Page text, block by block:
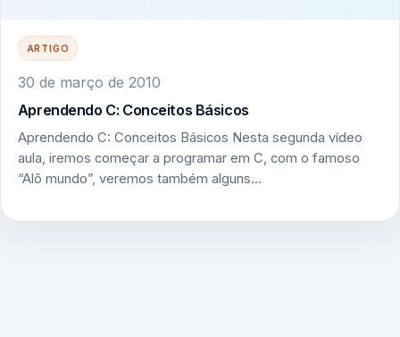
ARTIGO
30 de março de 2010
Aprendendo C: Conceitos Básicos
Aprendendo C: Conceitos Básicos Nesta segunda vídeo
aula, iremos começar a programar em C, com o famoso
“Alô mundo”, veremos também alguns…